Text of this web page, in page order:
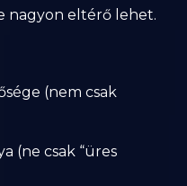
nagyon eltérő lehet.
(nem csak
(ne csak “üres